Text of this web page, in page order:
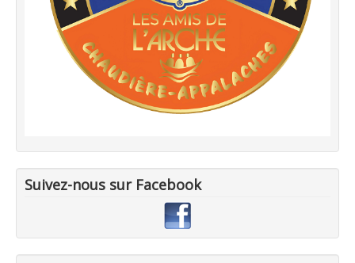
Suivez-nous sur Facebook